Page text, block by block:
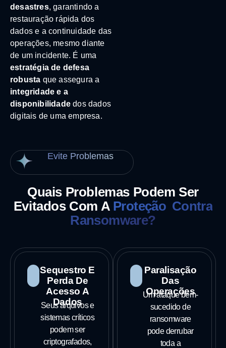
desastres, garantindo a
restauração rápida dos
dados e a continuidade das
operações, mesmo diante
de um incidente. É uma
estratégia de defesa
robusta que assegura a
integridade e a
disponibilidade dos dados
digitais de uma empresa.
Evite Problemas
Quais Problemas Podem Ser
Evitados Com A Proteção Contra
Ransomware?
Sequestro E
Perda De
Acesso A
Dados
Seus arquivos e
sistemas críticos
podem ser
criptografados,
Paralisação
Das
Operações
Um ataque bem-
sucedido de
ransomware
pode derrubar
toda a